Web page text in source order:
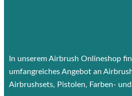
In unserem Airbrush Onlineshop
umfangreiches Angebot an
Airbrushsets, Pistolen, Farben-